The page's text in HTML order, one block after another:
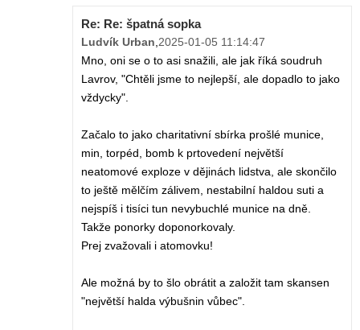
Re: Re: špatná sopka
Ludvík Urban 2025-01-05 11:14:47
Mno, oni se o to asi snažili, ale jak říká soudruh
Lavrov, "Chtěli jsme to nejlepší, ale dopadlo to jako
vždycky".
Začalo to jako charitativní sbírka prošlé munice,
min, torpéd, bomb k prtovedení největší
neatomové exploze v dějinách lidstva, ale skončilo
to ještě mělčím zálivem, nestabilní haldou suti a
nejspíš i tisíci tun nevybuchlé munice na dně.
Takže ponorky doponorkovaly.
Prej zvažovali i atomovku!
Ale možná by to šlo obrátit a založit tam skansen
"největší halda výbušnin vůbec".